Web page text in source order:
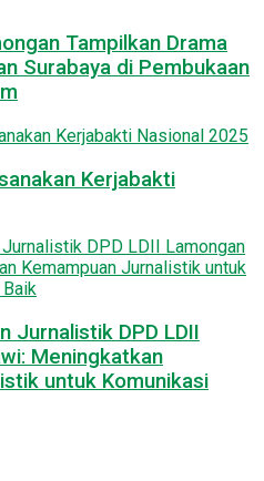
Tampilkan Drama
Surabaya di Pembukaan
Kerjabakti
Jurnalistik DPD LDII
Meningkatkan
untuk Komunikasi